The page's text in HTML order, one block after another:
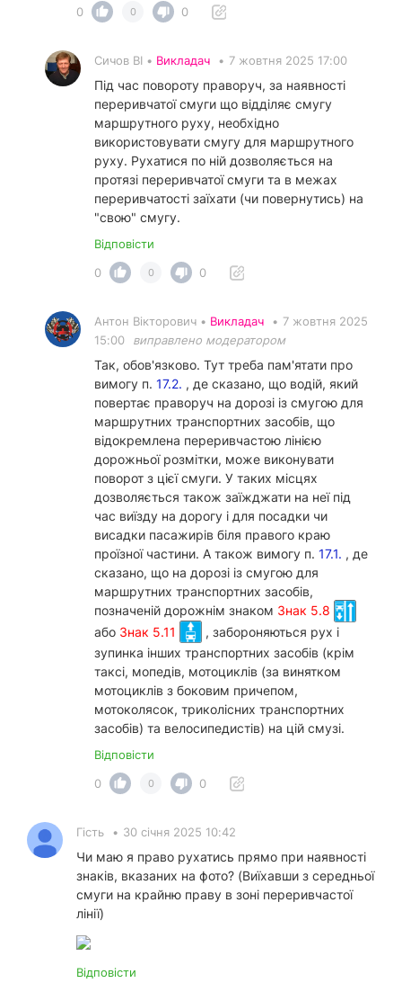
0 0 0
Сичов ВІ • Викладач • 7 жовтня 2025 17:00
Під час повороту праворуч, за наявності
переривчатої смуги що відділяє смугу
маршрутного руху, необхідно
використовувати смугу для маршрутного
руху. Рухатися по ній дозволяється на
протязі переривчатої смуги та в межах
переривчатості заїхати (чи повернутись) на
"свою" смугу.
Відповісти
0
0 0
Антон Вікторович • Викладач • 7 жовтня 2025
15:00
виправлено модератором
Так, обов'язково. Тут треба пам'ятати про
вимогу п. 17.2. , де сказано, що водій, який
повертає праворуч на дорозі із смугою для
маршрутних транспортних засобів, що
відокремлена переривчастою лінією
дорожньої розмітки, може виконувати
поворот з цієї смуги. У таких місцях
дозволяється також заїжджати на неї під
час виїзду на дорогу і для посадки чи
висадки пасажирів біля правого краю
проїзної частини. А також вимогу п. 17.1. , де
сказано, що на дорозі із смугою для
маршрутних транспортних засобів,
позначеній дорожнім знаком Знак 5.8
або Знак 5.11
, забороняються рух і
зупинка інших транспортних засобів (крім
таксі, мопедів, мотоциклів (за винятком
мотоциклів з боковим причепом,
мотоколясок, триколісних транспортних
засобів) та велосипедистів) на цій смузі.
Відповісти
0
0 0
Гість • 30 січня 2025 10:42
Чи маю я право рухатись прямо при наявності
знаків, вказаних на фото? (Виїхавши з середньої
смуги на крайню праву в зоні переривчастої
лінії)
Відповісти